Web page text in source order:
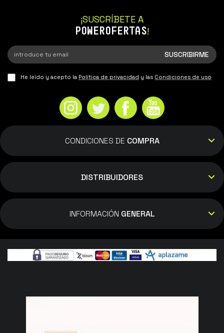
¡SUSCRÍBETE A
POWEROFERTAS!
He leído y acepto la Política de privacidad y las Condiciones de uso
CONDICIONES DE COMPRA
DISTRIBUIDORES
INFORMACIÓN GENERAL